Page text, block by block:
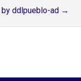
ddlpueblo-ad →